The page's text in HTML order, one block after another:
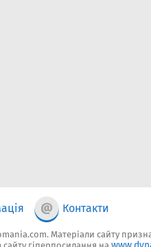
Контакти
Матеріали сайту